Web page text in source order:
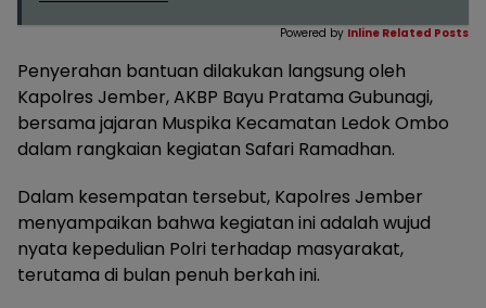
Powered by Inline Related Posts
Penyerahan bantuan dilakukan langsung oleh
Kapolres Jember, AKBP Bayu Pratama Gubunagi,
bersama jajaran Muspika Kecamatan Ledok Ombo
dalam rangkaian kegiatan Safari Ramadhan.
Dalam kesempatan tersebut, Kapolres Jember
menyampaikan bahwa kegiatan ini adalah wujud
nyata kepedulian Polri terhadap masyarakat,
terutama di bulan penuh berkah ini.